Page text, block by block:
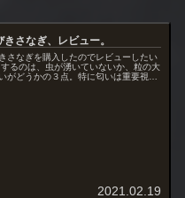
さなぎ、レビュー。
さなぎを購入したのでレビューしたい
るのは、虫が湧いていないか、粒の大
がどうかの３点。特に匂いは重要視し
2021.02.19